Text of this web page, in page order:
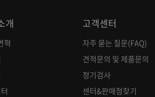
개
혁
고객센터
자주 묻는 질문(FAQ)
견적문의 및 제품문의
정기검사
센터&판매점찾기